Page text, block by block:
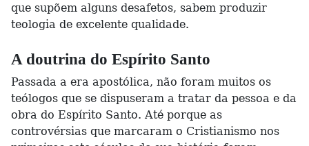
que supõem alguns desafetos, sabem produzir
teologia de excelente qualidade.
A doutrina do Espírito Santo
Passada a era apostólica, não foram muitos os
teólogos que se dispuseram a tratar da pessoa e da
obra do Espírito Santo. Até porque as
controvérsias que marcaram o Cristianismo nos